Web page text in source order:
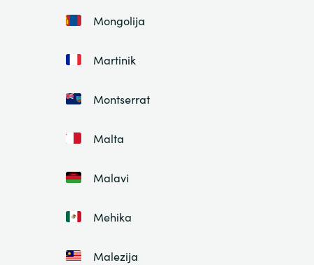
Mongolija
Martinik
Montserrat
Malta
Malavi
Mehika
Malezija